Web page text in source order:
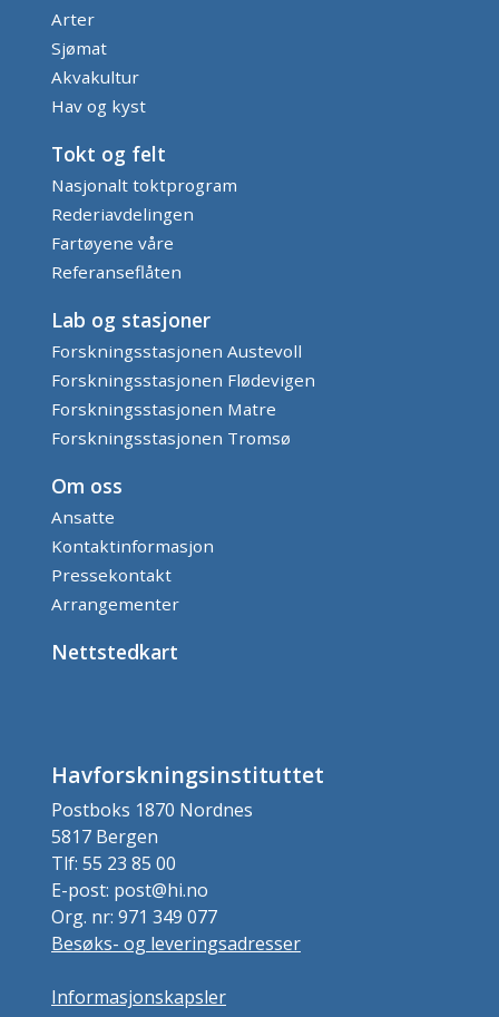
Arter
Sjømat
Akvakultur
Hav og kyst
Tokt og felt
Nasjonalt toktprogram
Rederiavdelingen
Fartøyene våre
Referanseflåten
Lab og stasjoner
Forskningsstasjonen Austevoll
Forskningsstasjonen Flødevigen
Forskningsstasjonen Matre
Forskningsstasjonen Tromsø
Om oss
Ansatte
Kontaktinformasjon
Pressekontakt
Arrangementer
Nettstedkart
Havforskningsinstituttet
Postboks 1870 Nordnes
5817 Bergen
Tlf: 55 23 85 00
E-post: post@hi.no
Org. nr: 971 349 077
Besøks- og leveringsadresser
Informasjonskapsler